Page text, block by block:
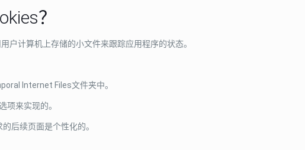
？
户计算机上存储的小文件来跟踪应用程序的状态。
Internet Files文件夹中。
项来实现的。
后续页面是个性化的。